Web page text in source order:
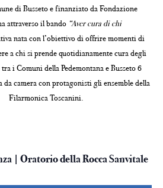
di Busseto e finanziato da Fondazione
attraverso il bando “Aver cura di chi
nata con l’obiettivo di offrire momenti di
a chi si prende quotidianamente cura degli
i Comuni della Pedemontana e Busseto 6
camera con protagonisti gli ensemble della
Filarmonica Toscanini.
| Oratorio della Rocca Sanvitale